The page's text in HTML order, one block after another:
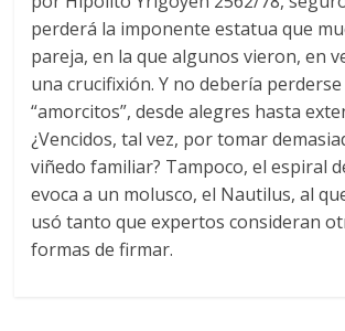
perderá la imponente estatua que
pareja, en la que algunos vieron, en
una crucifixión. Y no debería
“amorcitos”, desde alegres hasta
¿Vencidos, tal vez, por tomar
viñedo familiar? Tampoco, el espiral
evoca a un molusco, el Nautilus, al
usó tanto que expertos consideran
formas de firmar.